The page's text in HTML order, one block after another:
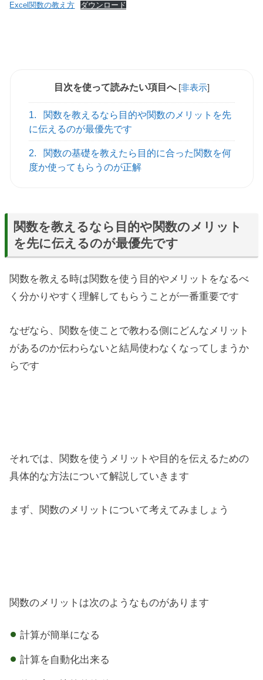
Excel関数の教え方 ダウンロード
目次を使って読みたい項目へ [非表示]
1.
関数を教えるなら目的や関数のメリットを先
に伝えるのが最優先です
2.
関数の基礎を教えたら目的に合った関数を何
度か使ってもらうのが正解
関数を教えるなら目的や関数のメリット
を先に伝えるのが最優先です
関数を教える時は関数を使う目的やメリットをなるべ
く分かりやすく理解してもらうことが一番重要です
なぜなら、関数を使ことで教わる側にどんなメリット
があるのか伝わらないと結局使わなくなってしまうか
らです
それでは、関数を使うメリットや目的を伝えるための
具体的な方法について解説していきます
まず、関数のメリットについて考えてみましょう
関数のメリットは次のようなものがあります
計算が簡単になる
計算を自動化出来る